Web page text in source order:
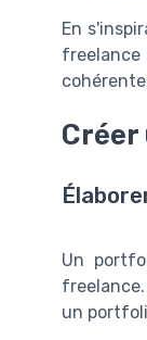
En
freelance
Un
un